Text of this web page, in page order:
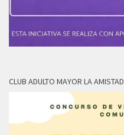
CLUB ADULTO MAYOR LA AMISTAD